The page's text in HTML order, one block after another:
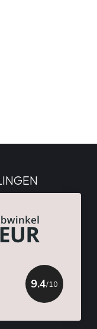
9.4/10